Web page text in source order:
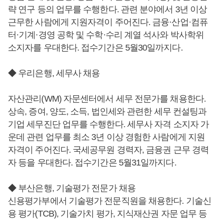
략 연구 등의 업무를 수행한다. 관련 분야에서 3년 이상
근무한 사람에게 지원자격이 주어진다. 금융·산업·컴퓨
터·기계·경영 공학 및 수학·수리 계열 석사와 박사학위
소지자를 우대한다. 접수기간은 5월30일까지다.
◆ 우리은행, 세무사 채용
자산관리(WM) 자문센터에서 세무 전문가를 채용한다.
상속, 증여, 양도, 소득, 법인세와 관련한 세무 컨설팅과
기업 세무진단 업무를 수행한다. 세무사 자격 소지자 가
운데 관련 업무를 최소 3년 이상 경험한 사람에게 지원
자격이 주어진다. 국세공무원 경력자, 금융권 근무 경력
자 등을 우대한다. 접수기간은 5월31일까지다.
◆ 부산은행, 기술평가 전문가 채용
신용평가부에서 기술평가 전문직원을 채용한다. 기술신
용 평가(TCB), 기술가치 평가, 지식재산권 자문 업무 등